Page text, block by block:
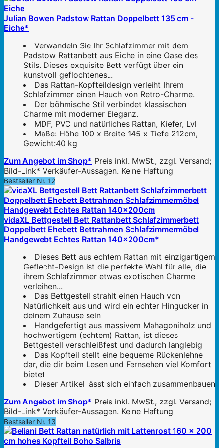
Julian Bowen Padstow Rattan Doppelbett 135 cm -
Eiche*
Verwandeln Sie Ihr Schlafzimmer mit dem
Padstow Rattanbett aus Eiche in eine Oase des
Stils. Dieses exquisite Bett verfügt über ein
kunstvoll geflochtenes...
Das Rattan-Kopfteildesign verleiht Ihrem
Schlafzimmer einen Hauch von Retro-Charme.
Der böhmische Stil verbindet klassischen
Charme mit moderner Eleganz.
MDF, PVC und natürliches Rattan, Kiefer, Lvl
Maße: Höhe 100 x Breite 145 x Tiefe 212cm,
Gewicht:40 kg
Zum Angebot im Shop* Preis inkl. MwSt., zzgl. Versand;
Bild-Link* Verkäufer-Aussagen. Keine Haftung
Bestseller Nr. 12
vidaXL Bettgestell Bett Rattanbett Schlafzimmerbett
Doppelbett Ehebett Bettrahmen Schlafzimmermöbel
Handgewebt Echtes Rattan 140x200cm*
Dieses Bett aus echtem Rattan mit einzigartigem
Geflecht-Design ist die perfekte Wahl für alle, die
ihrem Schlafzimmer etwas exotischen Charme
verleihen...
Das Bettgestell strahlt einen Hauch von
Natürlichkeit aus und wird ein echter Hingucker in
deinem Zuhause sein
Handgefertigt aus massivem Mahagoniholz und
hochwertigem (echtem) Rattan, ist dieses
Bettgestell verschleißfest und dadurch langlebig
Das Kopfteil stellt eine bequeme Rückenlehne
dar, die dir beim Lesen und Fernsehen viel Komfort
bietet
Dieser Artikel lässt sich einfach zusammenbauen
Zum Angebot im Shop* Preis inkl. MwSt., zzgl. Versand;
Bild-Link* Verkäufer-Aussagen. Keine Haftung
Bestseller Nr. 13